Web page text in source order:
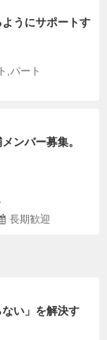
うにサポートす
,パート
ンバー募集。
長期歓迎
い」を解決す